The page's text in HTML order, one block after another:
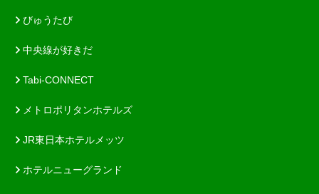
びゅうたび
中央線が好きだ
Tabi-CONNECT
メトロポリタンホテルズ
JR東日本ホテルメッツ
ホテルニューグランド